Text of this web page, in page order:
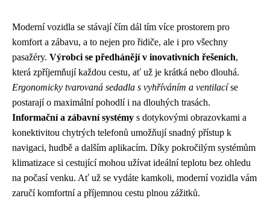
Moderní vozidla se stávají čím dál tím více prostorem pro
komfort a zábavu, a to nejen pro řidiče, ale i pro všechny
pasažéry. Výrobci se předhánějí v inovativních řešeních,
která zpříjemňují každou cestu, ať už je krátká nebo dlouhá.
Ergonomicky tvarovaná sedadla s vyhříváním a ventilacíse
postarají o maximální pohodlí i na dlouhých trasách.
Informační a zábavní systémy s dotykovými obrazovkami a
konektivitou chytrých telefonů umožňují snadný přístup k
navigaci, hudbě a dalším aplikacím. Díky pokročilým systémům
klimatizace si cestující mohou užívat ideální teplotu bez ohledu
na počasí venku. Ať už se vydáte kamkoli, moderní vozidla vám
zaručí komfortní a příjemnou cestu plnou zážitků.